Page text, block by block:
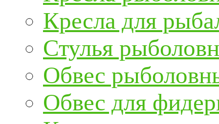
Кресла для
Стулья
Обвес
Обвес для